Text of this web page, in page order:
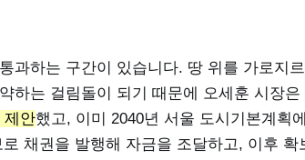
과하는 구간이 있습니다. 땅 위를 가로지
하는 걸림돌이 되기 때문에 오세훈 시장은
제안했고, 이미 2040년 서울 도시기본계획
채권을 발행해 자금을 조달하고, 이후 확